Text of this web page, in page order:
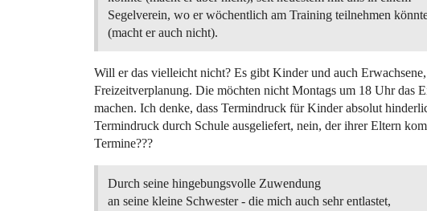
Segelverein, wo er wöchentlich am Training teilnehmen
(macht er auch nicht).
Will er das vielleicht nicht? Es gibt Kinder und auch
Freizeitverplanung. Die möchten nicht Montags um 18 Uhr
machen. Ich denke, dass Termindruck für Kinder absolut
Termindruck durch Schule ausgeliefert, nein, der ihrer Eltern
Termine???
Durch seine hingebungsvolle Zuwendung
an seine kleine Schwester - die mich auch sehr entlastet,